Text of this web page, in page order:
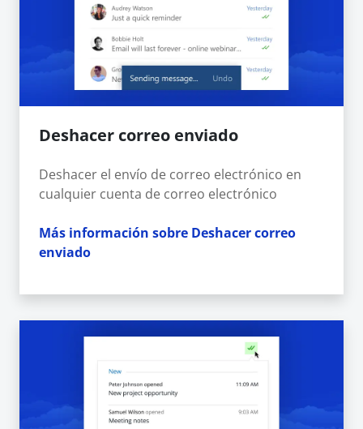
Deshacer correo enviado
Deshacer el envío de correo electrónico en
cualquier cuenta de correo electrónico
Más información sobre Deshacer correo
enviado